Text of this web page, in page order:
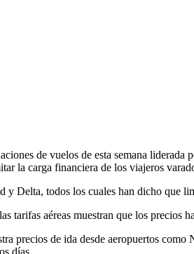
de vuelos de esta semana
la carga financiera de los viajeros
y Delta, todos los cuales han dicho que
tarifas aéreas muestran que los precios
precios de ida desde aeropuertos
días.